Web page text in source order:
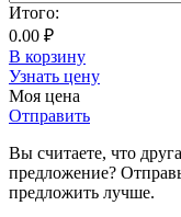
Итого:
0.00 ₽
В корзину
Узнать цену
Моя цена
Отправить
Вы считаете, что
предложение?
предложить лучше.